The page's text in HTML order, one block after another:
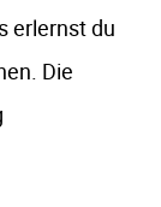
erlernst du
Die